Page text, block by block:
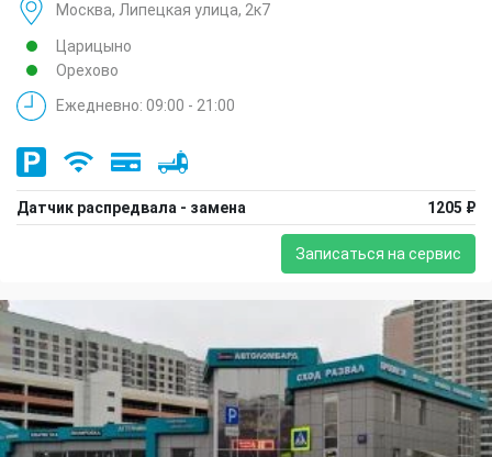
Москва, Липецкая улица, 2к7
Царицыно
Орехово
Ежедневно: 09:00 - 21:00
Датчик распредвала - замена 1205 ₽
Записаться на сервис